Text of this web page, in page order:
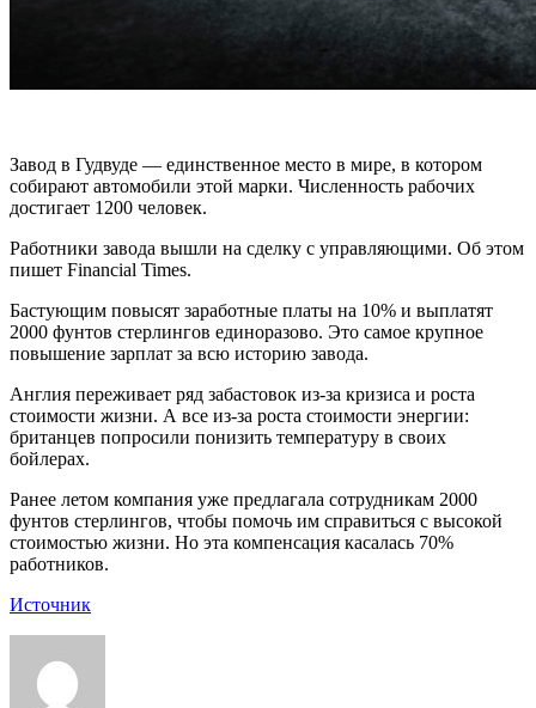
Завод в Гудвуде — единственное место в мире, в котором
собирают автомобили этой марки. Численность рабочих
достигает 1200 человек.
Работники завода вышли на сделку с управляющими. Об этом
пишет Financial Times.
Бастующим повысят заработные платы на 10% и выплатят
2000 фунтов стерлингов единоразово. Это самое крупное
повышение зарплат за всю историю завода.
Англия переживает ряд забастовок из-за кризиса и роста
стоимости жизни. А все из-за роста стоимости энергии:
британцев попросили понизить температуру в своих
бойлерах.
Ранее летом компания уже предлагала сотрудникам 2000
фунтов стерлингов, чтобы помочь им справиться с высокой
стоимостью жизни. Но эта компенсация касалась 70%
работников.
Источник